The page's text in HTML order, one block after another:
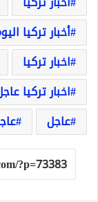
أخبار تركيا
اخبار تركيا
اخبار تركيا
عاجل